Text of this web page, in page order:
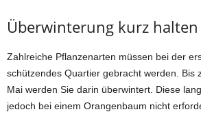
Überwinterung kurz halten
Zahlreiche Pflanzenarten müssen bei der
schützendes Quartier gebracht werden. Bis
Mai werden Sie darin überwintert. Diese
jedoch bei einem Orangenbaum nicht